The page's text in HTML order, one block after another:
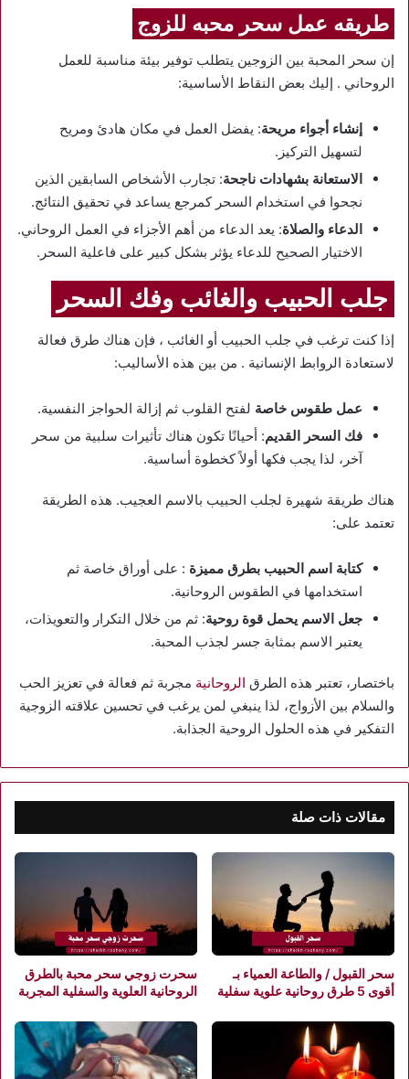
طريقه عمل سحر محبه للزوج
إن سحر المحبة بين الزوجين يتطلب توفير بيئة مناسبة للعمل
الروحاني . إليك بعض النقاط الأساسية:
إنشاء أجواء مريحة: يفضل العمل في مكان هادئ ومريح
لتسهيل التركيز.
الاستعانة بشهادات ناجحة: تجارب الأشخاص السابقين الذين
نجحوا في استخدام السحر كمرجع يساعد في تحقيق النتائج.
الدعاء والصلاة: يعد الدعاء من أهم الأجزاء في العمل الروحاني.
الاختيار الصحيح للدعاء يؤثر بشكل كبير على فاعلية السحر.
جلب الحبيب والغائب وفك السحر
إذا كنت ترغب في جلب الحبيب أو الغائب ، فإن هناك طرق فعالة
لاستعادة الروابط الإنسانية . من بين هذه الأساليب:
عمل طقوس خاصة لفتح القلوب ثم إزالة الحواجز النفسية.
فك السحر القديم: أحيانًا تكون هناك تأثيرات سلبية من سحر
آخر، لذا يجب فكها أولاً كخطوة أساسية.
هناك طريقة شهيرة لجلب الحبيب بالاسم العجيب. هذه الطريقة
تعتمد على:
كتابة اسم الحبيب بطرق مميزة : على أوراق خاصة ثم
استخدامها في الطقوس الروحانية.
جعل الاسم يحمل قوة روحية: ثم من خلال التكرار والتعويذات،
يعتبر الاسم بمثابة جسر لجذب المحبة.
باختصار، تعتبر هذه الطرق الروحانية مجربة ثم فعالة في تعزيز الحب
والسلام بين الأزواج، لذا ينبغي لمن يرغب في تحسين علاقته الزوجية
التفكير في هذه الحلول الروحية الجذابة.
مقالات ذات صلة
سحر القبول / والطاعة العمياء بـ
أقوى 5 طرق روحانية علوية سفلية
سحرت زوجي سحر محبة بالطرق
الروحانية العلوية والسفلية المجربة